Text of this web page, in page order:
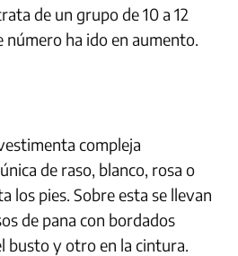
de un grupo de 10 a 12
número ha ido en aumento.
compleja
de raso, blanco, rosa o
los pies. Sobre esta se llevan
de pana con bordados
busto y otro en la cintura.